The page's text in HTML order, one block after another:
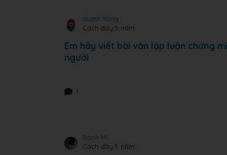
thanh hằng
Cách đây 5 năm
Em hãy viết bài văn lập luận chứng
người
1
Bánh Mì
Cách đây 5 năm